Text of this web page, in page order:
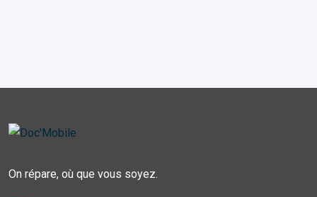
On répare, où que vous soyez.